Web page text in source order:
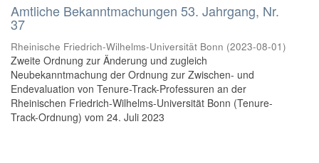
Amtliche Bekanntmachungen 53. Jahrgang, Nr.
37
Rheinische Friedrich-Wilhelms-Universität Bonn (2023-08-01)
Zweite Ordnung zur Änderung und zugleich
Neubekanntmachung der Ordnung zur Zwischen- und
Endevaluation von Tenure-Track-Professuren an der
Rheinischen Friedrich-Wilhelms-Universität Bonn (Tenure-
Track-Ordnung) vom 24. Juli 2023